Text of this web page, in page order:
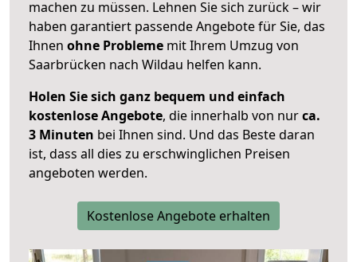
machen zu müssen. Lehnen Sie sich zurück – wir
haben garantiert passende Angebote für Sie, das
Ihnen ohne Probleme mit Ihrem Umzug von
Saarbrücken nach Wildau helfen kann.
Holen Sie sich ganz bequem und einfach
kostenlose Angebote, die innerhalb von nurca.
3 Minuten bei Ihnen sind. Und das Beste daran
ist, dass all dies zu erschwinglichen Preisen
angeboten werden.
Kostenlose Angebote erhalten